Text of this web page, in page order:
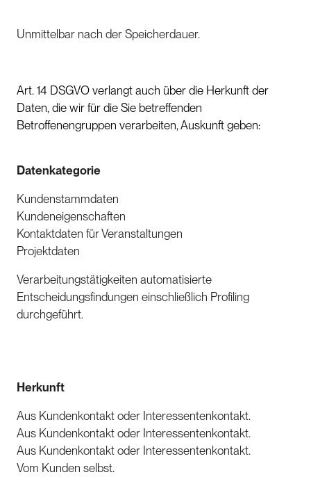
Unmittelbar nach der Speicherdauer.
Art. 14 DSGVO verlangt auch über die Herkunft der
Daten, die wir für die Sie betreffenden
Betroffenengruppen verarbeiten, Auskunft geben:
Datenkategorie
Kundenstammdaten
Kundeneigenschaften
Kontaktdaten für Veranstaltungen
Projektdaten
Verarbeitungstätigkeiten automatisierte
Entscheidungsfindungen einschließlich Profiling
durchgeführt.
Herkunft
Aus Kundenkontakt oder Interessentenkontakt.
Aus Kundenkontakt oder Interessentenkontakt.
Aus Kundenkontakt oder Interessentenkontakt.
Vom Kunden selbst.